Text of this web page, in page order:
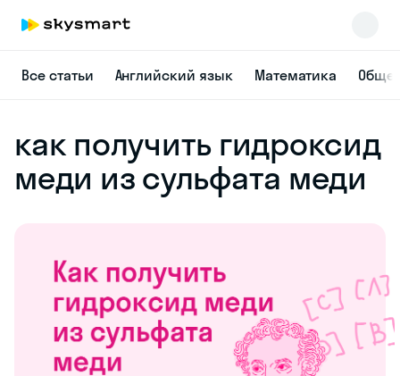
Все статьи Английский язык Математика
как получить гидроксид
меди из сульфата меди